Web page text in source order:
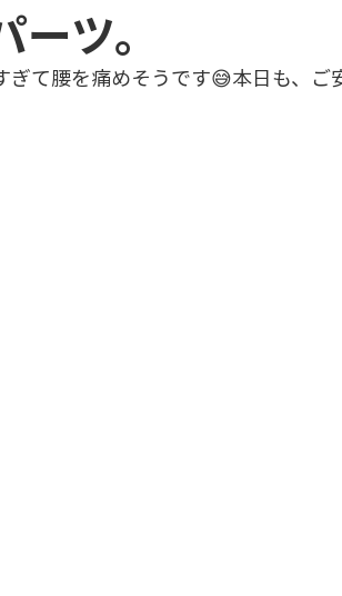
ツ。
て腰を痛めそうです😅本日も、ご